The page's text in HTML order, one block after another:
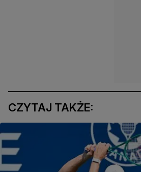
CZYTAJ TAKŻE: